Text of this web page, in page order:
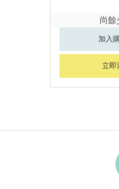
尚餘
加入
立即